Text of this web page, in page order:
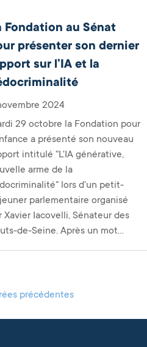
Fondation au Sénat
présenter son dernier
sur l’IA et la
2024
29 octobre la Fondation pour
a présenté son nouveau
intitulé "L'IA générative,
arme de la
lors d'un petit-
parlementaire organisé
Xavier Iacovelli, Sénateur des
de-Seine. Après un mot...
précédentes